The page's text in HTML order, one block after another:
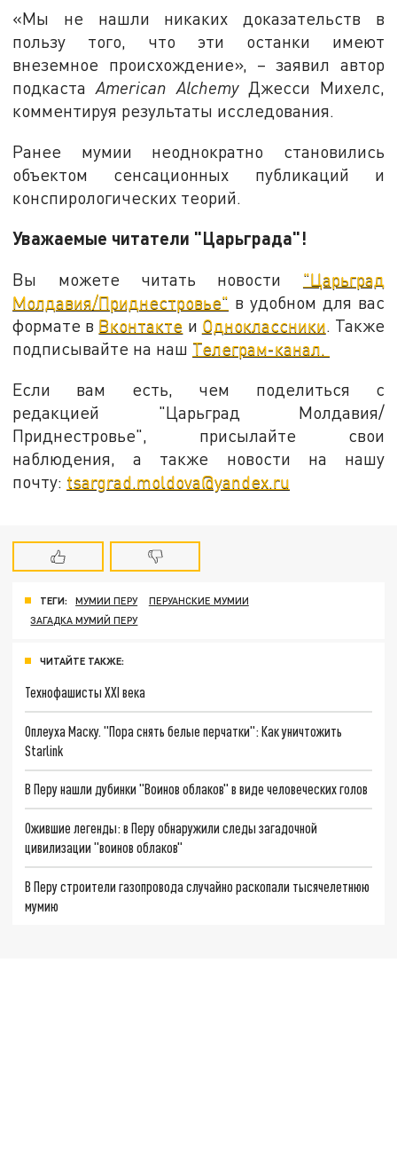
«Мы не нашли никаких доказательств в
пользу того, что эти останки имеют
внеземное происхождение», – заявил автор
подкастаAmerican AlchemyДжесси Михелс,
комментируя результаты исследования.
Ранее мумии неоднократно становились
объектом сенсационных публикаций и
конспирологических теорий.
Уважаемые читатели "Царьграда"!
Вы можете читать новости "Царьград
Молдавия/Приднестровье" в удобном для вас
формате в Вконтакте и Одноклассники. Также
подписывайте на наш Телеграм-канал.
Если вам есть, чем поделиться с
редакцией "Царьград Молдавия/
Приднестровье", присылайте свои
наблюдения, а также новости на нашу
почту: tsargrad.moldova@yandex.ru
ТЕГИ: МУМИИ ПЕРУ
ПЕРУАНСКИЕ МУМИИ
ЗАГАДКА МУМИЙ ПЕРУ
ЧИТАЙТЕ ТАКЖЕ:
Технофашисты XXI века
Оплеуха Маску. "Пора снять белые перчатки": Как уничтожить
Starlink
В Перу нашли дубинки "Воинов облаков" в виде человеческих голов
Ожившие легенды: в Перу обнаружили следы загадочной
цивилизации "воинов облаков"
В Перу строители газопровода случайно раскопали тысячелетнюю
мумию